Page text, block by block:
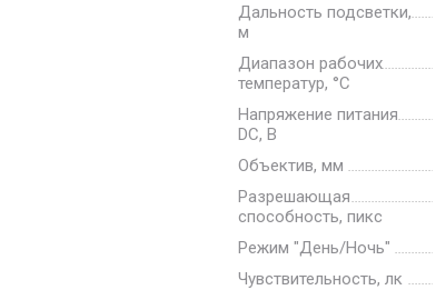
Дальность подсветки,
м
Диапазон рабочих
температур, °С
Напряжение питания
DC, В
Объектив, мм
Разрешающая
способность, пикс
Режим "День/Ночь"
Чувствительность, лк